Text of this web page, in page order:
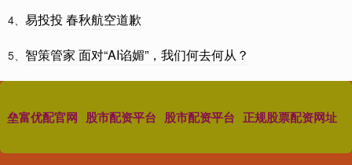
4、 易投投 春秋航空道歉
5、 智策管家 面对“AI谄媚”，我们何去何从？
垒富优配官网 股市配资平台 股市配资平台 正规股票配资网址